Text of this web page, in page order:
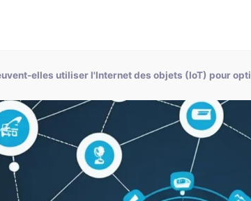
elles utiliser l'Internet des objets (IoT) pour